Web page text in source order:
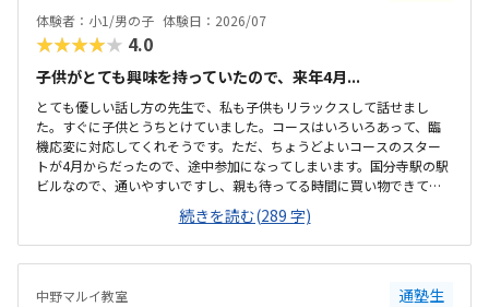
体験者：小1/男の子 体験日：2026/07
★★★★★ 4.0
子供がとても興味を持っていたので、来年4月...
とても優しい話し方の先生で、私も子供もリラックスして話せまし
た。すぐに子供とうちとけていました。コースはいろいろあって、臨
機応変に対応してくれそうです。ただ、ちょうどよいコースのスター
トが4月からだったので、途中参加になってしまいます。国分寺駅の駅
ビルなので、通いやすいですし、親も待ってる時間に買い物できて良
さそうです。少し狭いですが、清潔感があって綺麗な教室でした。み
なさん集中してもくもくと学んでいました。他のプログラミング教室
も体験に行きましたが、他よりもお安かったので通いやすそうです。
先生が優しそうで、安心して子供を預けられそうでした。少人数なの
続きを読む(289 字)
中野マルイ教室 通塾生